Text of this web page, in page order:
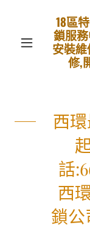
18區
鎖服
安裝
修,
西
話
西
鎖